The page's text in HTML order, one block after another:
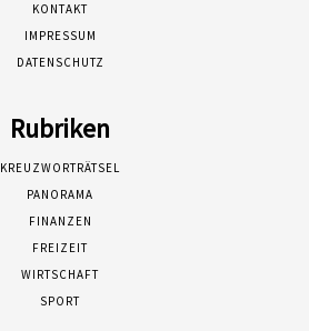
KONTAKT
IMPRESSUM
DATENSCHUTZ
Rubriken
KREUZWORTRÄTSEL
PANORAMA
FINANZEN
FREIZEIT
WIRTSCHAFT
SPORT